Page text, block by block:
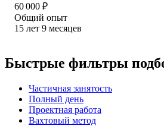
60 000 ₽
Общий опыт
15 лет 9 месяцев
Быстрые фильтры
Частичная занятость
Полный день
Проектная работа
Вахтовый метод